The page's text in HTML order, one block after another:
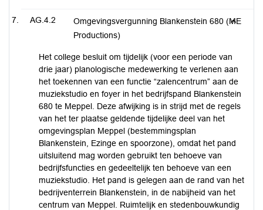
AG.4.2
Omgevingsvergunning Blankenstein 680 (ME
Productions)
Het college besluit om tijdelijk (voor een periode van
drie jaar) planologische medewerking te verlenen aan
het toekennen van een functie “zalencentrum” aan de
muziekstudio en foyer in het bedrijfspand Blankenstein
680 te Meppel. Deze afwijking is in strijd met de regels
van het ter plaatse geldende tijdelijke deel van het
omgevingsplan Meppel (bestemmingsplan
Blankenstein, Ezinge en spoorzone), omdat het pand
uitsluitend mag worden gebruikt ten behoeve van
bedrijfsfuncties en gedeeltelijk ten behoeve van een
muziekstudio. Het pand is gelegen aan de rand van het
bedrijventerrein Blankenstein, in de nabijheid van het
centrum van Meppel. Ruimtelijk en stedenbouwkundig